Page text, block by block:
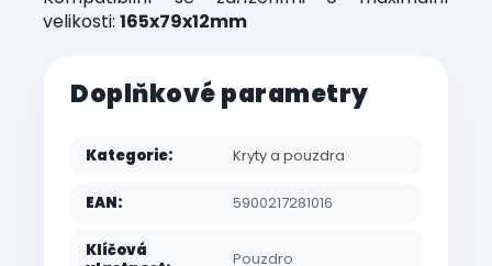
velikosti: 165x79x12mm
Doplňkové parametry
Kategorie: Kryty a pouzdra
EAN: 5900217281016
Klíčová
Pouzdro